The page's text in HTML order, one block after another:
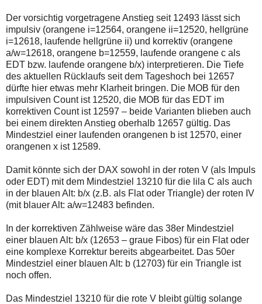
Der vorsichtig vorgetragene Anstieg seit 12493 lässt sich
impulsiv (orangene i=12564, orangene ii=12520, hellgrüne
i=12618, laufende hellgrüne ii) und korrektiv (orangene
a/w=12618, orangene b=12559, laufende orangene c als
EDT bzw. laufende orangene b/x) interpretieren. Die Tiefe
des aktuellen Rücklaufs seit dem Tageshoch bei 12657
dürfte hier etwas mehr Klarheit bringen. Die MOB für den
impulsiven Count ist 12520, die MOB für das EDT im
korrektiven Count ist 12597 – beide Varianten blieben auch
bei einem direkten Anstieg oberhalb 12657 gültig. Das
Mindestziel einer laufenden orangenen b ist 12570, einer
orangenen x ist 12589.
Damit könnte sich der DAX sowohl in der roten V (als Impuls
oder EDT) mit dem Mindestziel 13210 für die lila C als auch
in der blauen Alt: b/x (z.B. als Flat oder Triangle) der roten IV
(mit blauer Alt: a/w=12483 befinden.
In der korrektiven Zählweise wäre das 38er Mindestziel
einer blauen Alt: b/x (12653 – graue Fibos) für ein Flat oder
eine komplexe Korrektur bereits abgearbeitet. Das 50er
Mindestziel einer blauen Alt: b (12703) für ein Triangle ist
noch offen.
Das Mindestziel 13210 für die rote V bleibt gültig solange